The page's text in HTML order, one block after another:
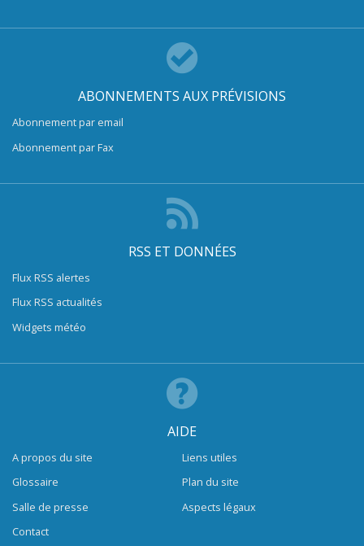
ABONNEMENTS AUX PRÉVISIONS
Abonnement par email
Abonnement par Fax
RSS ET DONNÉES
Flux RSS alertes
Flux RSS actualités
Widgets météo
AIDE
A propos du site
Glossaire
Salle de presse
Contact
Liens utiles
Plan du site
Aspects légaux